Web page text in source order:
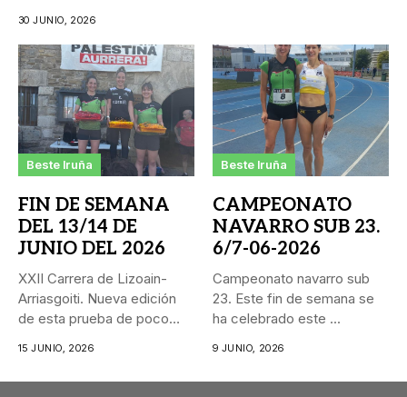
30 JUNIO, 2026
Beste Iruña
FIN DE SEMANA
DEL 13/14 DE
JUNIO DEL 2026
XXII Carrera de Lizoain-
Arriasgoiti. Nueva edición
de esta prueba de poco
15 JUNIO, 2026
Beste Iruña
CAMPEONATO
NAVARRO SUB 23.
6/7-06-2026
Campeonato navarro sub
23. Este fin de semana se
ha celebrado este ...
9 JUNIO, 2026